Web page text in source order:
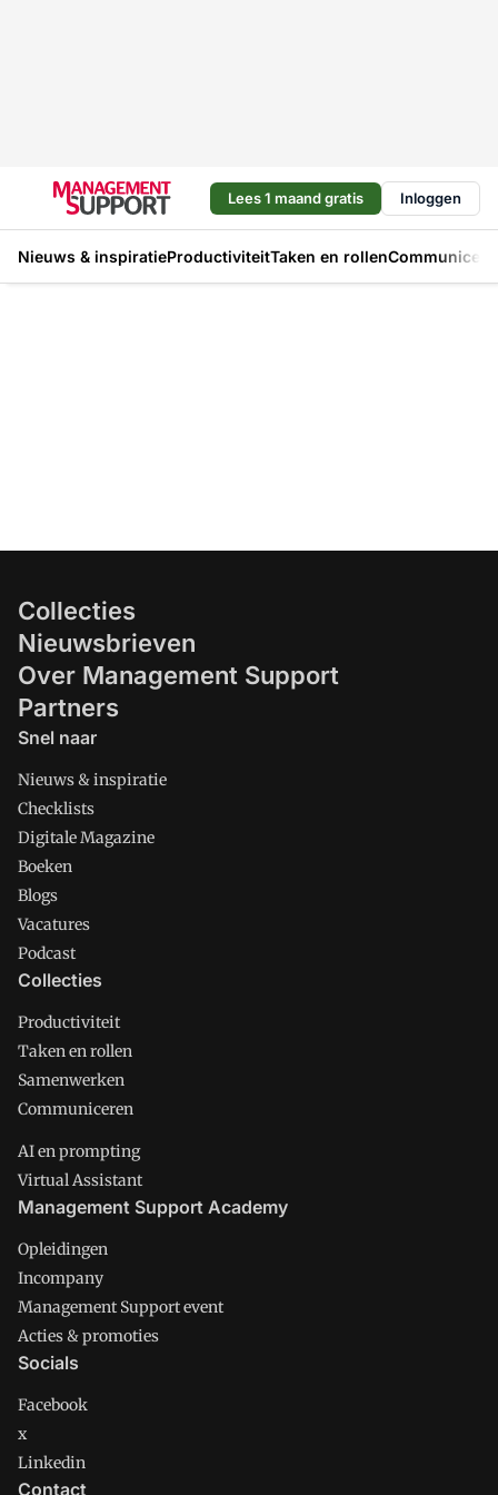
Lees 1 maand gratis Inloggen
Nieuws & inspiratieProductiviteitTaken en rollen
Collecties
Nieuwsbrieven
Over Management Support
Partners
Snel naar
Nieuws & inspiratie
Checklists
Digitale Magazine
Boeken
Blogs
Vacatures
Podcast
Collecties
Productiviteit
Taken en rollen
Samenwerken
Communiceren
AI en prompting
Virtual Assistant
Management Support Academy
Opleidingen
Incompany
Management Support event
Acties & promoties
Socials
Facebook
x
Linkedin
Contact